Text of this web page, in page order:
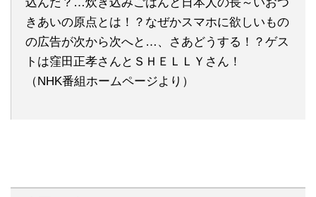
きあいの原点とは！？なぜかスマホに欲しいもの
の広告が次から次へと…、さあどうする！？ゲス
トは窪田正孝さんとＳＨＥＬＬＹさん！
（NHK番組ホームページより）